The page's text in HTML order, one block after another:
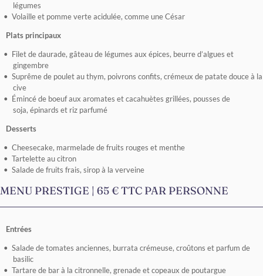
légumes
Volaille et pomme verte acidulée, comme une César
Plats principaux
Filet de daurade, gâteau de légumes aux épices, beurre d’algues et
gingembre
Suprême de poulet au thym, poivrons confits, crémeux de patate douce à la
cive
Émincé de boeuf aux aromates et cacahuètes grillées, pousses de
soja, épinards et riz parfumé
Desserts
Cheesecake, marmelade de fruits rouges et menthe
Tartelette au citron
Salade de fruits frais, sirop à la verveine
MENU PRESTIGE | 65 € TTC PAR PERSONNE
Entrées
Salade de tomates anciennes, burrata crémeuse, croûtons et parfum de
basilic
Tartare de bar à la citronnelle, grenade et copeaux de poutargue